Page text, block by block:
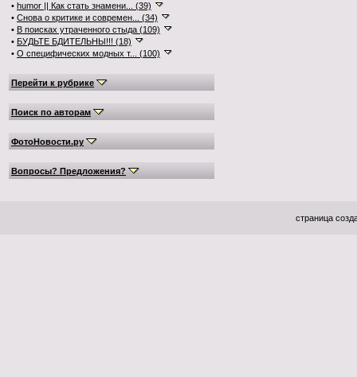
• humor || Как стать знамени... (39)
• Снова о критике и современ... (34)
• В поисках утраченного стыда (109)
• БУДЬТЕ БДИТЕЛЬНЫ!!! (18)
• О специфических модных т... (100)
Перейти к рубрике
Поиск по авторам
ФотоНовости.ру
Вопросы? Предложения?
страница